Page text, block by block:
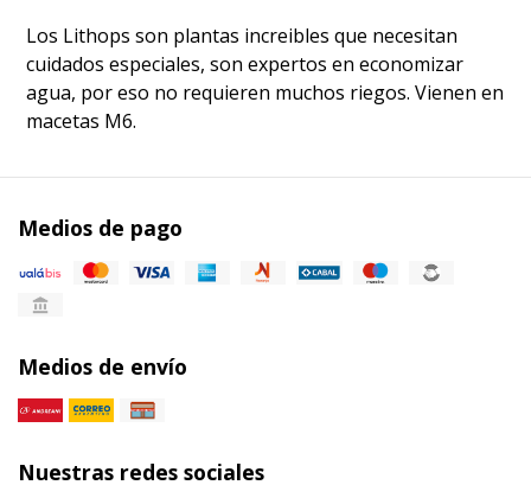
Los Lithops son plantas increibles que necesitan
cuidados especiales, son expertos en economizar
agua, por eso no requieren muchos riegos. Vienen en
macetas M6.
Medios de pago
Medios de envío
Nuestras redes sociales